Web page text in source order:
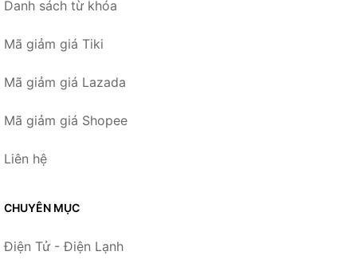
Danh sách từ khóa
Mã giảm giá Tiki
Mã giảm giá Lazada
Mã giảm giá Shopee
Liên hệ
CHUYÊN MỤC
Điện Tử - Điện Lạnh